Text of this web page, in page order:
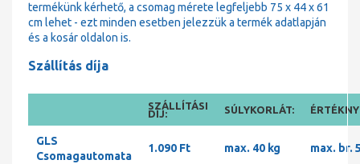
termékünk kérhető, a csomag mérete legfeljebb 75 x 44 x 61
cm lehet - ezt minden esetben jelezzük a termék adatlapján
és a kosár oldalon is.
Szállítás díja
SZÁLLÍTÁSI
DÍJ: SÚLYKORLÁT:
GLS
Csomagautomata
1.090 Ft max. 40 kg max. br.